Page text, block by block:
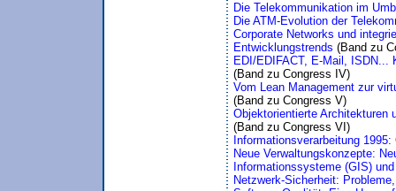
Die Telekommunikation im
Die ATM-Evolution der
Corporate Networks und
Entwicklungstrends (Band zu
EDI/EDIFACT, E-Mail,
(Band zu Congress IV)
Vom Lean Management zur
(Band zu Congress V)
Objektorientierte Architekturen
(Band zu Congress VI)
Informationsverarbeitung
Neue Verwaltungskonzepte:
Informationssysteme (GIS)
Netzwerk-Sicherheit: